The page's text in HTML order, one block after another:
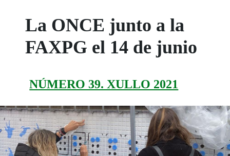
La ONCE junto a la
FAXPG el 14 de junio
NÚMERO 39. XULLO 2021